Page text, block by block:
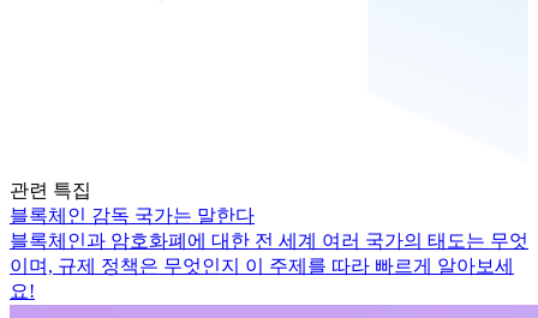
관련 특집
블록체인 감독 국가는 말한다
블록체인과 암호화폐에 대한 전 세계 여러 국가의 태도는 무엇
이며, 규제 정책은 무엇인지 이 주제를 따라 빠르게 알아보세
요!